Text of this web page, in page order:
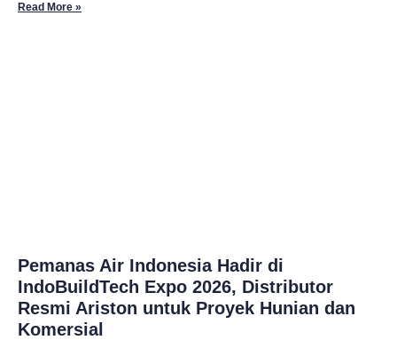
Read More »
Pemanas Air Indonesia Hadir di
IndoBuildTech Expo 2026, Distributor
Resmi Ariston untuk Proyek Hunian dan
Komersial